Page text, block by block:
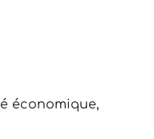
économique,